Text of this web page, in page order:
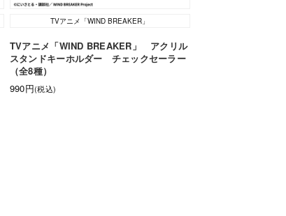
TVアニメ「WIND BREAKER」
TVアニメ「WIND BREAKER」 アクリル
スタンドキーホルダー チェックセーラー
（全8種）
990円(税込)